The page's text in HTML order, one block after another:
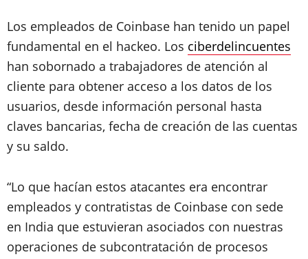
Los empleados de Coinbase han tenido un papel
fundamental en el hackeo. Los ciberdelincuentes
han sobornado a trabajadores de atención al
cliente para obtener acceso a los datos de los
usuarios, desde información personal hasta
claves bancarias, fecha de creación de las cuentas
y su saldo.
“Lo que hacían estos atacantes era encontrar
empleados y contratistas de Coinbase con sede
en India que estuvieran asociados con nuestras
operaciones de subcontratación de procesos